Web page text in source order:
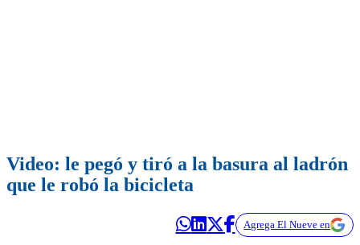
Video: le pegó y tiró a la basura al ladrón
que le robó la bicicleta
Agrega El Nueve en